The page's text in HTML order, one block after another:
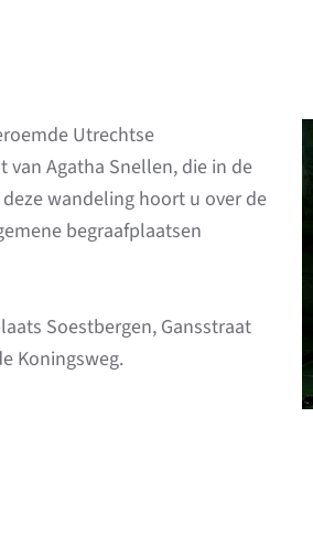
Utrechtse
van Agatha Snellen, die in de
wandeling hoort u over de
begraafplaatsen
Soestbergen, Gansstraat
Koningsweg.